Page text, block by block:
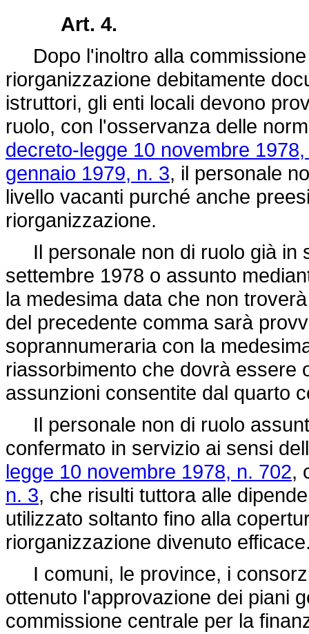
Art. 4.
Dopo l'inoltro alla commissione
riorganizzazione debitamente
istruttori, gli enti locali devono
ruolo, con l'osservanza delle
decreto-legge 10 novembre
gennaio 1979, n. 3, il personale
livello vacanti purché anche
riorganizzazione.
Il personale non di ruolo già in
settembre 1978 o assunto
la medesima data che non
del precedente comma sarà
soprannumeraria con la
riassorbimento che dovrà essere
assunzioni consentite dal quarto
Il personale non di ruolo
confermato in servizio ai sensi
legge 10 novembre 1978, n. 702,
n. 3, che risulti tuttora alle
utilizzato soltanto fino alla
riorganizzazione divenuto
I comuni, le province, i
ottenuto l'approvazione dei piani
commissione centrale per la